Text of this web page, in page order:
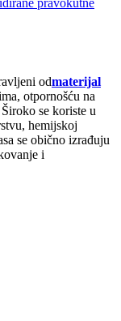
odmaterijal
otpornošću na
se koriste u
hemijskoj
se obično izrađuju
i